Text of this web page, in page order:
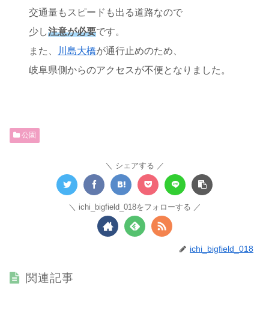
交通量もスピードも出る道路なので
少し注意が必要です。
また、
川島大橋が通行止めのため、
岐阜県側からのアクセスが不便となりました。
公園
シェアする
ichi_bigfield_018をフォローする
ichi_bigfield_018
関連記事